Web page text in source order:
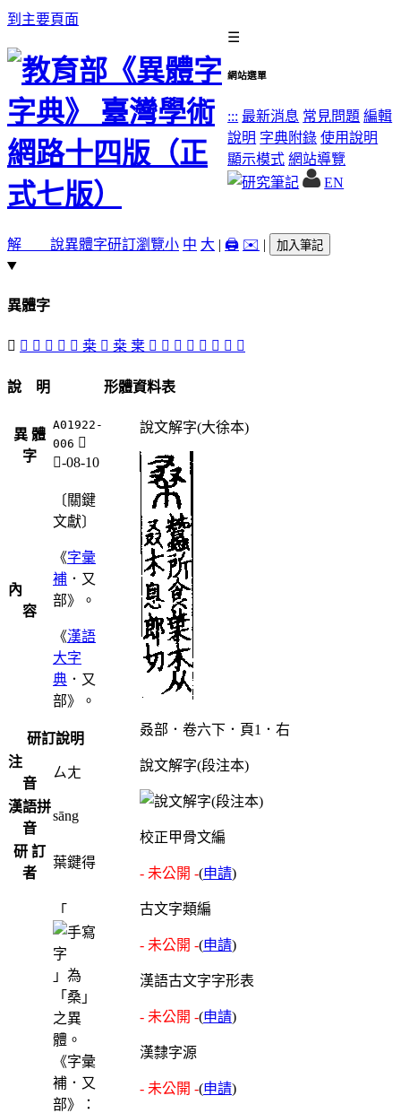
到主要頁面
☰
網站選單
::: 最新消息 常見問題 編輯
說明 字典附錄 使用說明
顯示模式 網站導覽
EN
解 說異體字研訂瀏覽小 中 大 | 🖨️ ✉️ | 加入筆記
異體字
𠭌 󲱨 󲱠 𠭨 󲱩 󲱣 桒 󲱦 桒 枽 󲱥 󲱧 󲱡 󲱤 𣕐 槡 𦶫 󲱢
說 明
異 體
字
A01922-
006 𠭌
又-08-10
內
容
〔關鍵
文獻〕
《字彙
補 ．又
部》。
《漢語
大字
典 ．又
部》。
研訂說明
注
音
ㄙㄤ
漢語拼
音
sāng
研 訂
者
葉鍵得
「
」為
「桑」
之異
體。
《字彙
補．又
部》：
形體資料表
說文解字(大徐本)
叒部．卷六下．頁1．右
說文解字(段注本)
校正甲骨文編
- 未公開 -(申請)
古文字類編
- 未公開 -(申請)
漢語古文字字形表
- 未公開 -(申請)
漢隸字源
- 未公開 -(申請)